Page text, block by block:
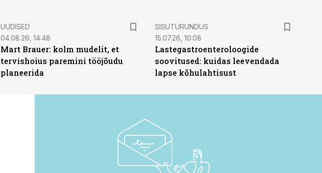
UUDISED
04.08.26, 14:48
Mart Brauer: kolm mudelit, et
tervishoius paremini tööjõudu
planeerida
ST
SISUTURUNDUS
15.07.26, 10:08
Lastegastroenteroloogide
soovitused: kuidas leevendada
lapse kõhulahtisust